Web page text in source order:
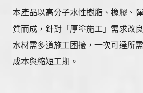
本產品以高分子水性樹脂、橡膠、
質而成，針對「厚塗施工」需求改
水材需多道施工困擾，一次可達所
成本與縮短工期。